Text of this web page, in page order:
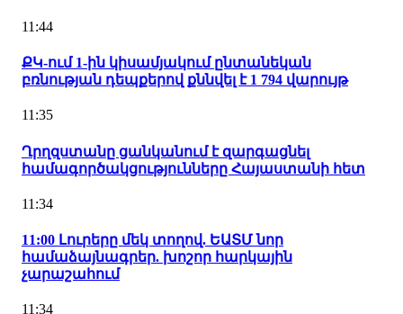
11:44
ՔԿ-ում 1-ին կիսամյակում ընտանեկան
բռնության դեպքերով քննվել է 1 794 վարույթ
11:35
Ղրղզստանը ցանկանում է զարգացնել
համագործակցությունները Հայաստանի հետ
11:34
11:00 Լուրերը մեկ տողով. ԵԱՏՄ նոր
համաձայնագրեր. խոշոր հարկային
չարաշահում
11:34